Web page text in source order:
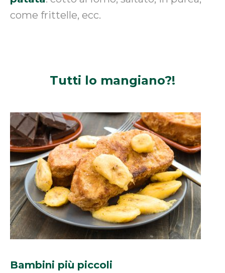
come frittelle, ecc.
Tutti lo mangiano?!
Bambini più piccoli